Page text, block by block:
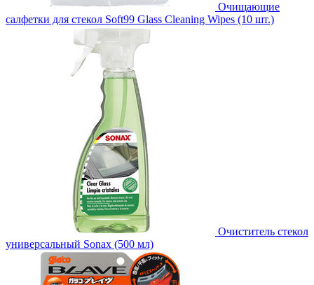
Очищающие
салфетки для стекол Soft99 Glass Cleaning Wipes (10 шт.)
Очиститель стекол
универсальный Sonax (500 мл)